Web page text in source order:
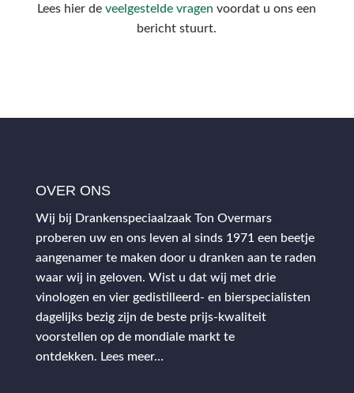
Lees hier deveelgestelde vragen voordat u ons een
bericht stuurt.
OVER ONS
Wij bij Drankenspeciaalzaak Ton Overmars
proberen uw en ons leven al sinds 1971 een beetje
aangenamer te maken door u dranken aan te raden
waar wij in geloven. Wist u dat wij met drie
vinologen en vier gedistilleerd- en bierspecialisten
dagelijks bezig zijn de beste prijs-kwaliteit
voorstellen op de mondiale markt te
ontdekken. Lees meer…